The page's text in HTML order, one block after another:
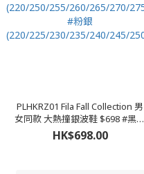
PLHKRZ01 Fila Fall Collection 男
女同款 大熱撞銀波鞋 $698 #黑色
(220-290) #灰白(220-290) #啡
(220-290) #黑銀
HK$698.00